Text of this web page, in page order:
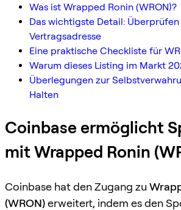
Was ist Wrapped Ronin (WRON)?
Das wichtigste Detail:
Vertragsadresse
Eine praktische Checkliste für
Warum dieses Listing im Markt
Überlegungen zur
Halten
Coinbase ermöglicht
mit Wrapped Ronin
Coinbase hat den Zugang zu
(WRON)erweitert, indem es den